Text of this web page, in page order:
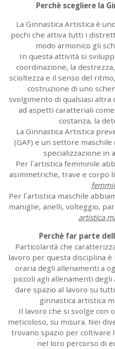
Perchè scegliere la
La Ginnastica Artistica è
pochi che attiva tutti i
modo armonico gli
In questa attività si
coordinazione, la
scioltezza e il senso del
costruzione di uno
svolgimento di qualsiasi
ad aspetti caratteriali
costanza, la
La Ginnastica Artistica
(GAF) e un settore
specializzazione in
Per l´artistica femminile
asimmetriche, trave e corpo
Per l´artistica maschile
maniglie, anelli, volteggio,
artistica
Perchè far parte
Particolarità che
lavoro per questa disciplina
oraria degli allenamenti a
piccoli agli allenamenti
dare spazio al lavoro su
ginnastica artistica
Il lavoro che si svolge con
meticoloso, su misura. Nei
trovano spazio per coltivare
nel loro percorso di